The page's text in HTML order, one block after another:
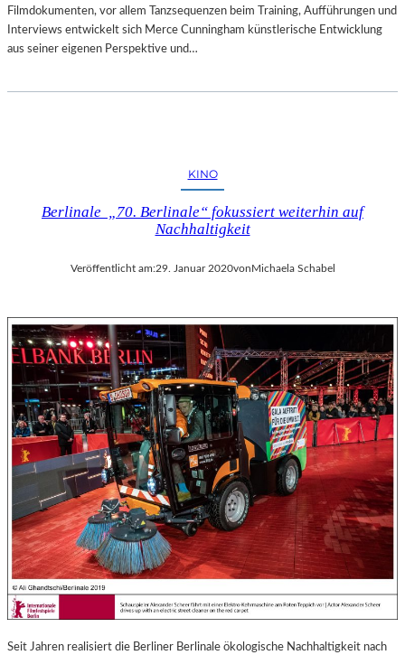
Filmdokumenten, vor allem Tanzsequenzen beim Training, Aufführungen und
Interviews entwickelt sich Merce Cunningham künstlerische Entwicklung
aus seiner eigenen Perspektive und…
KINO
Berlinale „70. Berlinale“ fokussiert weiterhin auf
Nachhaltigkeit
Veröffentlicht am:29. Januar 2020von Michaela Schabel
Seit Jahren realisiert die Berliner Berlinale ökologische Nachhaltigkeit nach